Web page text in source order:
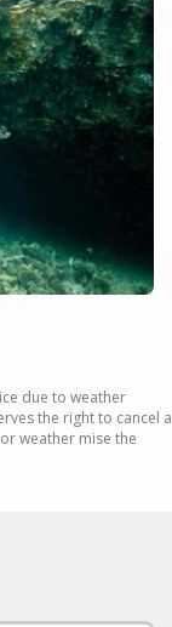
due to weather
the right to cancel a
weather mise the